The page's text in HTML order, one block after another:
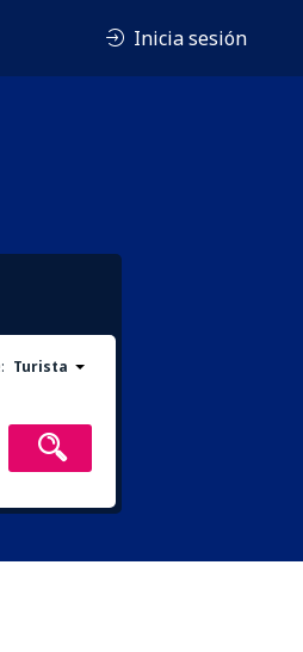
Inicia sesión
Turista